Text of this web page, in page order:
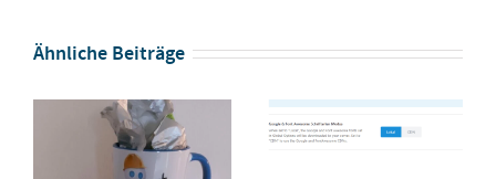
Ähnliche Beiträge